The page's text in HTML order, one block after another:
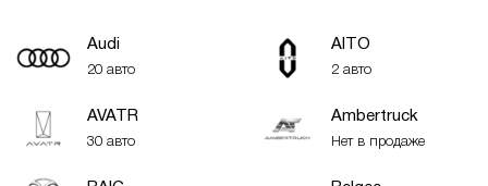
Audi
20 авто
AITO
2 авто
AVATR
30 авто
Ambertruck
Нет в продаже